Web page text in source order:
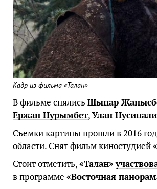
Кадр из фильма «Талан»
В фильме снялись Шынар
Ержан Нурымбет,Улан Нусипали
Съемки картины прошли в 2016
области. Снят фильм киностудией
Стоит отметить,«Талан»
в программе «Восточная